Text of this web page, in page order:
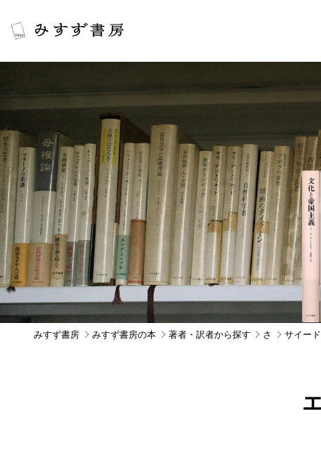
みすず書房 みすず書房の本 著者・訳者から探す さ サイー